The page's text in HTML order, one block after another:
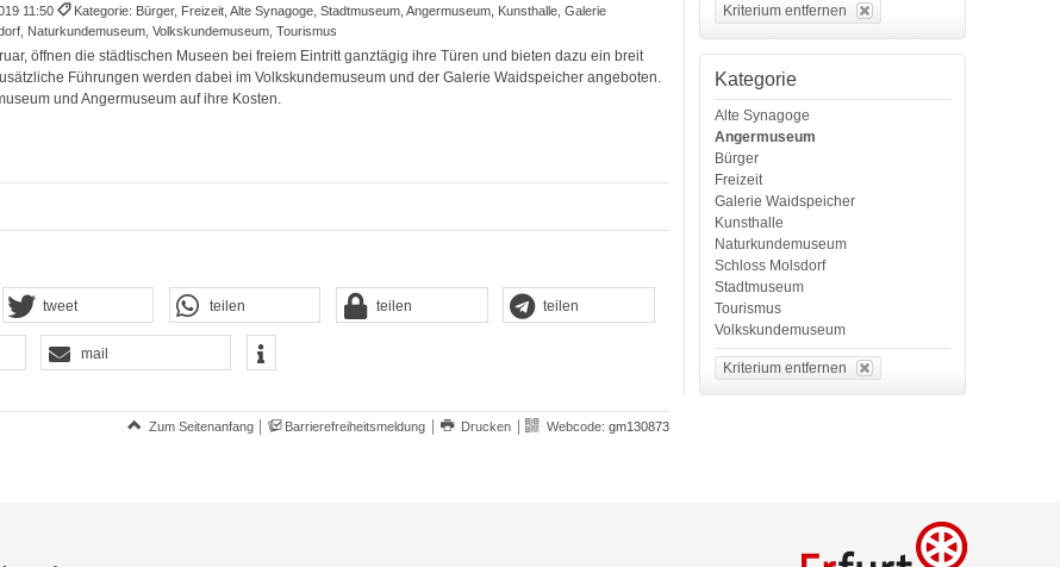
11:50
Kategorie: Bürger, Freizeit, Alte Synagoge, Stadtmuseum, Angermuseum, Kunsthalle, Galerie
Naturkundemuseum, Volkskundemuseum, Tourismus
öffnen die städtischen Museen bei freiem Eintritt ganztägig ihre Türen und bieten dazu ein breit
Führungen werden dabei im Volkskundemuseum und der Galerie Waidspeicher angeboten.
und Angermuseum auf ihre Kosten.
tweet teilen teilen teilen
mail
Zum Seitenanfang Barrierefreiheitsmeldung Drucken Webcode: gm130873
Kriterium entfernen
Kategorie
Alte Synagoge
Angermuseum
Bürger
Freizeit
Galerie Waidspeicher
Kunsthalle
Naturkundemuseum
Schloss Molsdorf
Stadtmuseum
Tourismus
Volkskundemuseum
Kriterium entfernen